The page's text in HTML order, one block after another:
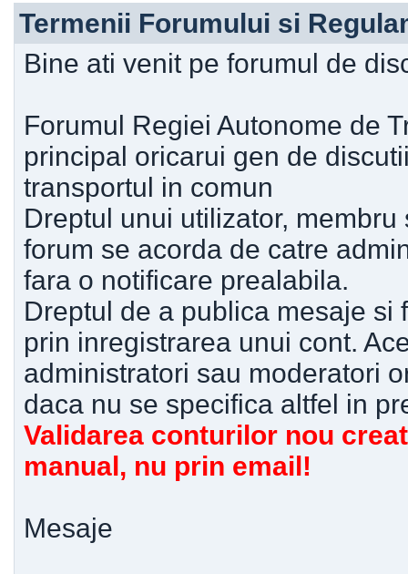
Termenii Forumului si
Bine ati venit pe forumul de
Forumul Regiei Autonome de
principal oricarui gen de
transportul in comun
Dreptul unui utilizator,
forum se acorda de catre
fara o notificare prealabila.
Dreptul de a publica mesaje si
prin inregistrarea unui cont.
administratori sau moderatori
daca nu se specifica altfel in
Validarea conturilor nou
manual, nu prin email!
Mesaje